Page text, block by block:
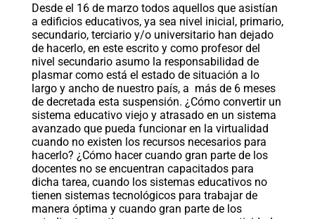
Desde el 16 de marzo todos aquellos que asistían
a edificios educativos, ya sea nivel inicial, primario,
secundario, terciario y/o universitario han dejado
de hacerlo, en este escrito y como profesor del
nivel secundario asumo la responsabilidad de
plasmar como está el estado de situación a lo
largo y ancho de nuestro país, a más de 6 meses
de decretada esta suspensión. ¿Cómo convertir un
sistema educativo viejo y atrasado en un sistema
avanzado que pueda funcionar en la virtualidad
cuando no existen los recursos necesarios para
hacerlo? ¿Cómo hacer cuando gran parte de los
docentes no se encuentran capacitados para
dicha tarea, cuando los sistemas educativos no
tienen sistemas tecnológicos para trabajar de
manera óptima y cuando gran parte de los